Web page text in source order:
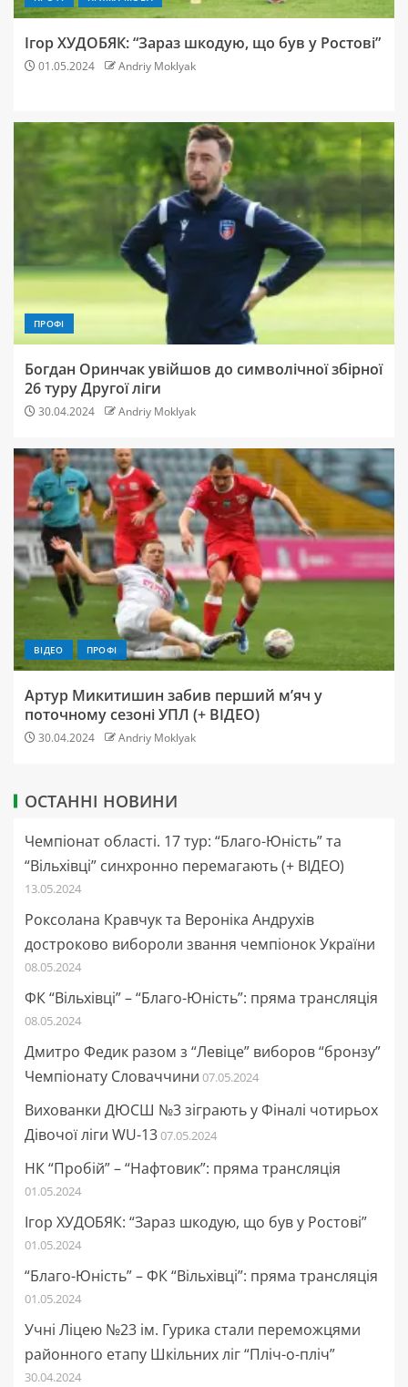
Ігор ХУДОБЯК: “Зараз шкодую, що був у Ростові”
01.05.2024 Andriy Moklyak
ПРОФІ
Богдан Оринчак увійшов до символічної збірної
26 туру Другої ліги
30.04.2024 Andriy Moklyak
ВІДЕО ПРОФІ
Артур Микитишин забив перший м’яч у
поточному сезоні УПЛ (+ ВІДЕО)
30.04.2024 Andriy Moklyak
ОСТАННІ НОВИНИ
Чемпіонат області. 17 тур: “Благо-Юність” та
“Вільхівці” синхронно перемагають (+ ВІДЕО)
13.05.2024
Роксолана Кравчук та Вероніка Андрухів
достроково вибороли звання чемпіонок України
08.05.2024
ФК “Вільхівці” – “Благо-Юність”: пряма трансляція
08.05.2024
Дмитро Федик разом з “Левіце” виборов “бронзу”
Чемпіонату Словаччини 07.05.2024
Вихованки ДЮСШ №3 зіграють у Фіналі чотирьох
Дівочої ліги WU-1307.05.2024
НК “Пробій” – “Нафтовик”: пряма трансляція
01.05.2024
Ігор ХУДОБЯК: “Зараз шкодую, що був у Ростові”
01.05.2024
“Благо-Юність” – ФК “Вільхівці”: пряма трансляція
01.05.2024
Учні Ліцею №23 ім. Гурика стали переможцями
районного етапу Шкільних ліг “Пліч-о-пліч”
30.04.2024